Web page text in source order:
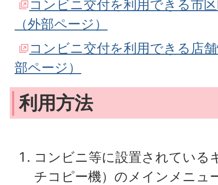
コンビニ交付を利用できる市
（外部ページ）
コンビニ交付を利用できる店
部ページ）
利用方法
コンビニ等に設置されている
チコピー機）のメインメニュ